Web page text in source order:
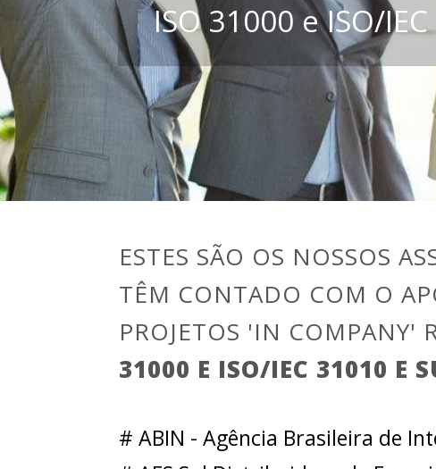
ISO 31000 e ISO/
ESTES SÃO OS NOSSOS
TÊM CONTADO COM O
PROJETOS 'IN COMPANY'
31000 E ISO/IEC 31010 E
# ABIN - Agência Brasileira de